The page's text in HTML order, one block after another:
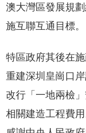
澳大灣區發展規
施互聯互通目標。
特區政府其後在
重建深圳皇崗口
改行「一地兩檢
相關建造工程費